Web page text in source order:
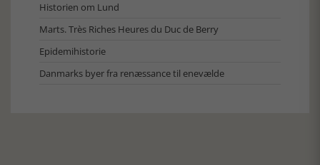
Historien om Lund
Marts. Très Riches Heures du Duc de Berry
Epidemihistorie
Danmarks byer fra renæssance til enevælde